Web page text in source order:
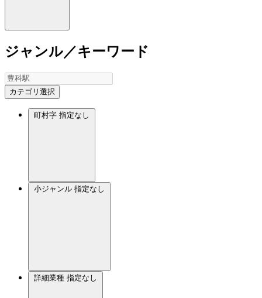
ジャンル／キーワード
カテゴリ選択
町村字 指定なし
小ジャンル 指定なし
詳細業種 指定なし